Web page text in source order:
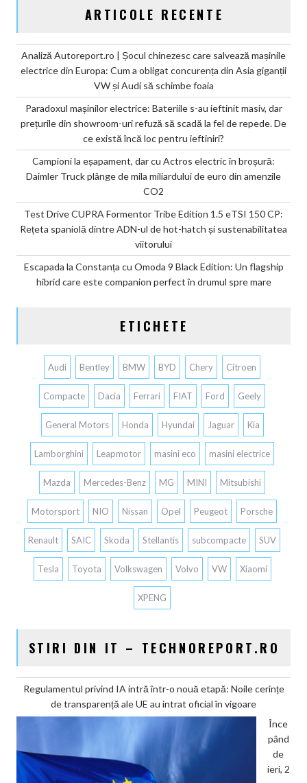
ARTICOLE RECENTE
Analiză Autoreport.ro | Șocul chinezesc care salvează mașinile
electrice din Europa: Cum a obligat concurența din Asia giganții
VW și Audi să schimbe foaia
Paradoxul mașinilor electrice: Bateriile s-au ieftinit masiv, dar
prețurile din showroom-uri refuză să scadă la fel de repede. De
ce există încă loc pentru ieftiniri?
Campioni la eșapament, dar cu Actros electric în broșură:
Daimler Truck plânge de mila miliardului de euro din amenzile
CO2
Test Drive CUPRA Formentor Tribe Edition 1.5 eTSI 150 CP:
Rețeta spaniolă dintre ADN-ul de hot-hatch și sustenabilitatea
viitorului
Escapada la Constanța cu Omoda 9 Black Edition: Un flagship
hibrid care este companion perfect în drumul spre mare
ETICHETE
Audi Bentley BMW BYD Chery Citroen
Compacte Dacia Ferrari FIAT Ford Geely
General Motors Honda Hyundai Jaguar Kia
Lamborghini Leapmotor masini eco masini electrice
Mazda Mercedes-Benz MG MINI Mitsubishi
Motorsport NIO Nissan Opel Peugeot Porsche
Renault SAIC Skoda Stellantis subcompacte SUV
Tesla Toyota Volkswagen Volvo VW Xiaomi
XPENG
STIRI DIN IT – TECHNOREPORT.RO
Regulamentul privind IA intră într-o nouă etapă: Noile cerințe
de transparență ale UE au intrat oficial în vigoare
Înce
pând
de
ieri, 2